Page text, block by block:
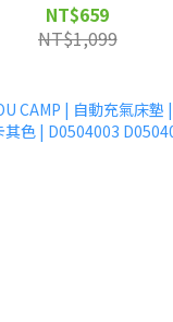
NT$659
NT$1,099